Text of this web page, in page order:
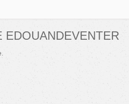
EDOUANDEVENTER